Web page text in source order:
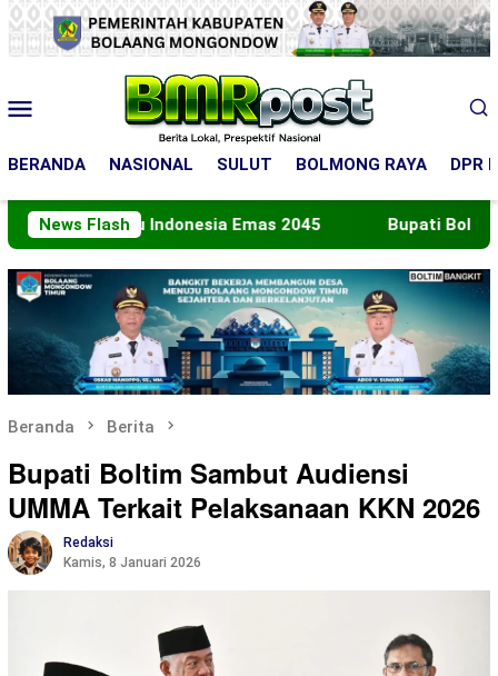
Loncat
ke
konten
Mobile
BERANDA NASIONAL SULUT BOLMONG RAYA DPR
News Flash
Indonesia Emas 2045 Bupati Boltara Lepas
Beranda Berita
Bupati Boltim Sambut Audiensi
UMMA Terkait Pelaksanaan KKN 2026
Redaksi
Kamis, 8 Januari 2026